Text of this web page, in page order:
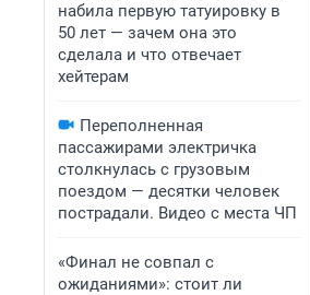
набила первую татуировку в
50 лет — зачем она это
сделала и что отвечает
хейтерам
Переполненная
пассажирами электричка
столкнулась с грузовым
поездом — десятки человек
пострадали. Видео с места ЧП
«Финал не совпал с
ожиданиями»: стоит ли